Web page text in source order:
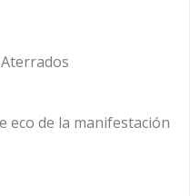
eco de la manifestación